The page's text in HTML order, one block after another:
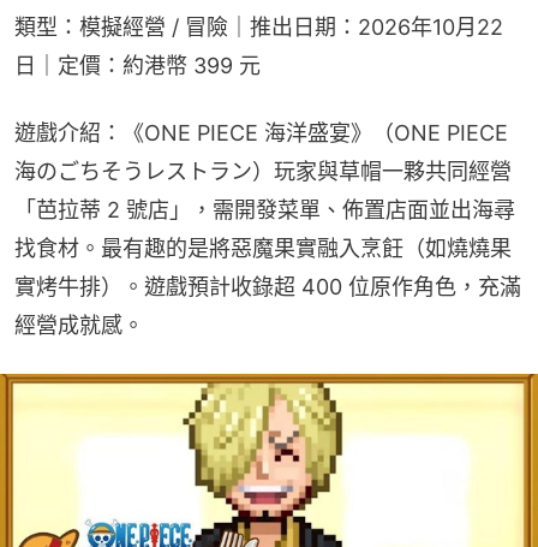
類型：模擬經營 / 冒險｜推出日期：2026年10月22
日｜定價：約港幣 399 元
遊戲介紹：《ONE PIECE 海洋盛宴》（ONE PIECE
海のごちそうレストラン）玩家與草帽一夥共同經營
「芭拉蒂 2 號店」，需開發菜單、佈置店面並出海尋
找食材。最有趣的是將惡魔果實融入烹飪（如燒燒果
實烤牛排）。遊戲預計收錄超 400 位原作角色，充滿
經營成就感。